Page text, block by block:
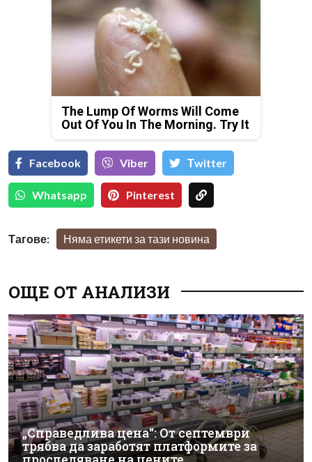
The Lump Of Worms Will Come
Out Of You In The Morning. Try It
Facebook Viber Тwitter
Whatsapp Pinterest
Тагове: Няма етикети за тази новина
ОЩЕ ОТ АНАЛИЗИ
„Справедлива цена“: От септември
трябва да заработят платформите за